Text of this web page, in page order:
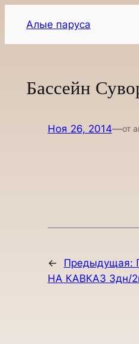
содержимому
Алые паруса
Бассейн
Ноя 26, 2014—от
← Предыдущая:
НА КАВКАЗ 3дн/